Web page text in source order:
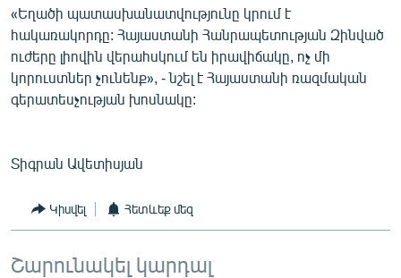
English
Русский
ՀԵՏԵՎԵՔ ՄԵԶ
«Ազատության» բոլոր կայքերը
«Եղածի պատասխանատվությունը կրում է
հակառակորդը: Հայաստանի Հանրապետության Զինված
ուժերը լիովին վերահսկում են իրավիճակը, ոչ մի
կորուստներ չունենք», - նշել է Հայաստանի ռազմական
գերատեսչության խոսնակը:
Տիգրան Ավետիսյան
Կիսվել Հետևեք մեզ
Շարունակել կարդալ